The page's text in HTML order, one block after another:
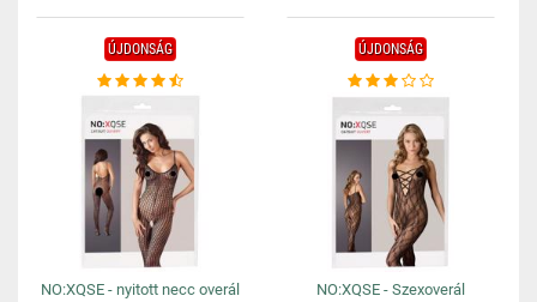
ÚJDONSÁG
NO:XQSE - nyitott necc overál
ÚJDONSÁG
NO:XQSE - Szexoverál